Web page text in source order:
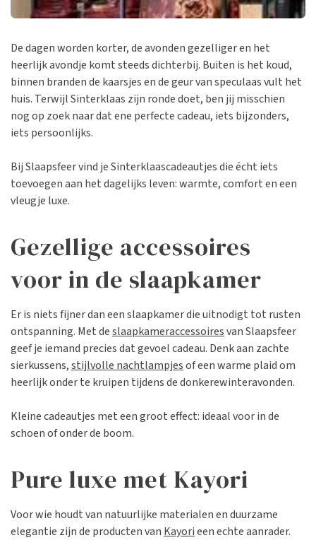
De dagen worden korter, de avonden gezelliger en het
heerlijk avondje komt steeds dichterbij. Buiten is het koud,
binnen branden de kaarsjes en de geur van speculaas vult het
huis. Terwijl Sinterklaas zijn ronde doet, ben jij misschien
nog op zoek naar dat ene perfecte cadeau, iets bijzonders,
iets persoonlijks.
Bij Slaapsfeer vind je Sinterklaascadeautjes die écht iets
toevoegen aan het dagelijks leven: warmte, comfort en een
vleugje luxe.
Gezellige accessoires
voor in de slaapkamer
Er is niets fijner dan een slaapkamer die uitnodigt tot rusten
ontspanning. Met deslaapkameraccessoiresvan Slaapsfeer
geef je iemand precies dat gevoel cadeau. Denk aan zachte
sierkussens,stijlvolle nachtlampjesof een warme plaid om
heerlijk onder te kruipen tijdens de donkerewinteravonden.
Kleine cadeautjes met een groot effect: ideaal voor in de
schoen of onder de boom.
Pure luxe met Kayori
Voor wie houdt van natuurlijke materialen en duurzame
elegantie zijn de producten van Kayorieen echte aanrader.